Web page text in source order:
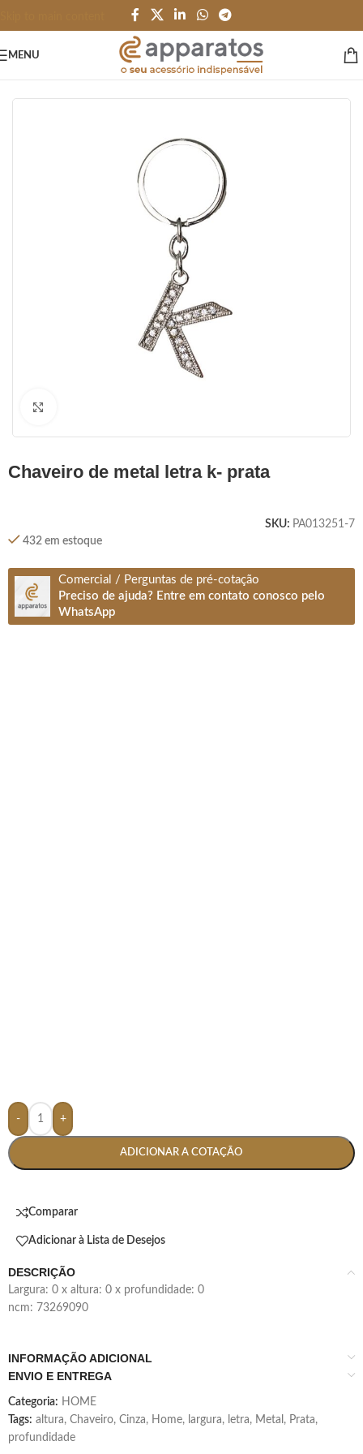
MENU
chaveiro de metal letra k- prata
SKU: PA013251-7
432 em estoque
Comercial / Perguntas de pré-cotação
Preciso de ajuda? Entre em contato conosco pelo
WhatsApp
- +
ADICIONAR A COTAÇÃO
Comparar
Adicionar à Lista de Desejos
DESCRIÇÃO
largura: 0 x altura: 0 x profundidade: 0
ncm: 73269090
INFORMAÇÃO ADICIONAL
ENVIO E ENTREGA
Categoria: HOME
Tags: altura, Chaveiro, Cinza, Home, largura, letra, Metal , Prata,
profundidade